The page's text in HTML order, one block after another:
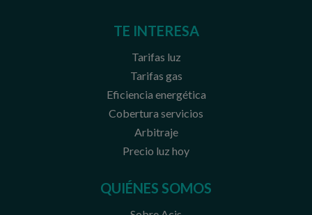
TE INTERESA
Tarifas luz
Tarifas gas
Eficiencia energética
Cobertura servicios
Arbitraje
Precio luz hoy
QUIÉNES SOMOS